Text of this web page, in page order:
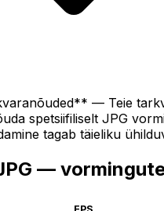
— Teie
spetsiifiliselt JPG
tagab täieliku
—